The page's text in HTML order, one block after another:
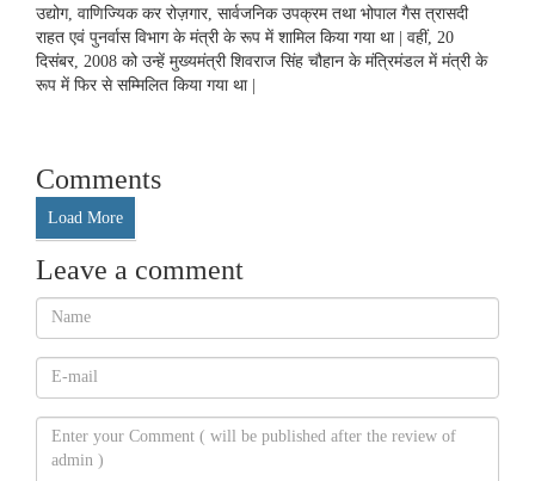
उद्योग, वाणिज्यिक कर रोज़गार, सार्वजनिक उपक्रम तथा भोपाल गैस त्रासदी
राहत एवं पुनर्वास विभाग के मंत्री के रूप में शामिल किया गया था | वहीं, 20
दिसंबर, 2008 को उन्हें मुख्यमंत्री शिवराज सिंह चौहान के मंत्रिमंडल में मंत्री के
रूप में फिर से सम्मिलित किया गया था |
Comments
Load More
Leave a comment